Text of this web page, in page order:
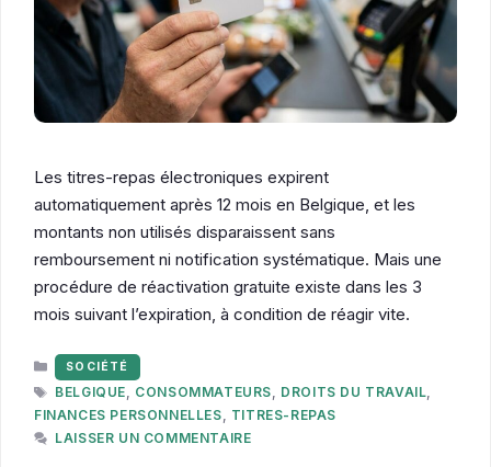
Les titres-repas électroniques expirent
automatiquement après 12 mois en Belgique, et les
montants non utilisés disparaissent sans
remboursement ni notification systématique. Mais une
procédure de réactivation gratuite existe dans les 3
mois suivant l’expiration, à condition de réagir vite.
CATÉGORIES
SOCIÉTÉ
ÉTIQUETTES
BELGIQUE, CONSOMMATEURS, DROITS DU TRAVAIL,
FINANCES PERSONNELLES, TITRES-REPAS
LAISSER UN COMMENTAIRE